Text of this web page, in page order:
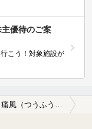
主優待のご案
こう！対象施設が
痛風（つうふう）に効能がある諸寄駅近くの温泉、日帰り温泉、スーパー銭湯おすすめ